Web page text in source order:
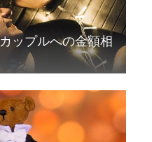
ップルへの金額相